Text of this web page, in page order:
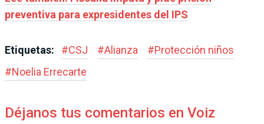
preventiva para expresidentes del IPS
Etiquetas: #CSJ #Alianza #Protección niños
#Noelia Errecarte
Déjanos tus comentarios en Voiz